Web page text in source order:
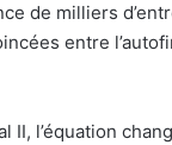
de milliers
entre
II, l’équation